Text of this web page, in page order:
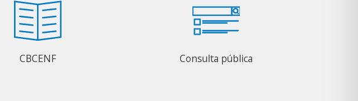
CBCENF Consulta pública